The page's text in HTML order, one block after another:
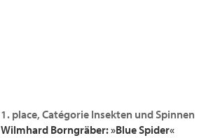
1. place, Catégorie Insekten und Spinnen
Wilmhard Borngräber: »Blue Spider«